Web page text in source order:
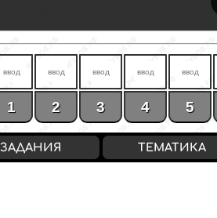
1 2 3 4 5
ЗАДАНИЯ ТЕМАТИКА